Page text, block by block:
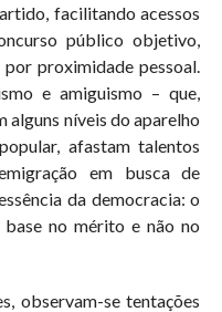
facilitando acessos
público objetivo,
proximidade pessoal.
e amiguismo – que,
alguns níveis do aparelho
afastam talentos
em busca de
da democracia: o
no mérito e não no
observam-se tentações